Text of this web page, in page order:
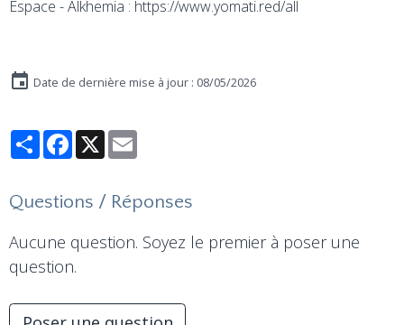
Espace - Alkhemia : https://www.yomati.red/all
Date de dernière mise à jour : 08/05/2026
PartagerFacebook
X
Questions / Réponses
Aucune question. Soyez le premier à poser une
question.